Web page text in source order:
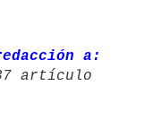
a:
artículo